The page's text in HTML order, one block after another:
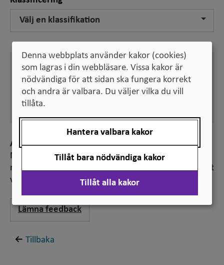
Välj en klassifikation
Engelska
graduation rate
Svenska
examensfrekvens
Anmärkning
Med examensfrekvens vid universitet och högskola
menas den andel studenter som examinerats inom ett
visst antal år efter påbörjad högskoleutbildning.
Lämna feedback
Tillbaka
Denna webbplats använder kakor (cookies)
som lagras i din webbläsare. Vissa kakor är
nödvändiga för att sidan ska fungera korrekt
och andra är valbara. Du väljer vilka du vill
tillåta.
Hantera valbara kakor
Tillåt bara nödvändiga kakor
Tillåt alla kakor